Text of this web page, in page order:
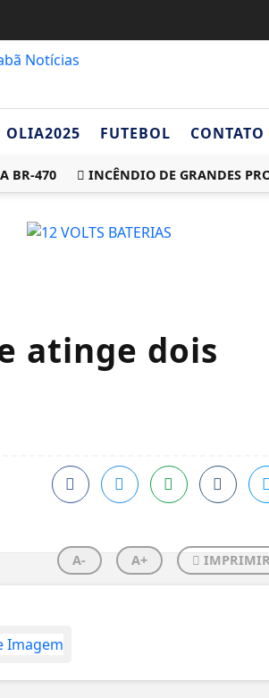
OLIA2025 FUTEBOL CONTATO
470 INCÊNDIO DE GRANDES
atinge dois
A- A+ IMPRIMIR